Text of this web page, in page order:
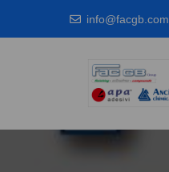
info@facgb.com